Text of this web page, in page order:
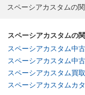
スペーシアカスタムの
スペーシアカスタムの
スペーシアカスタム中
スペーシアカスタム中
スペーシアカスタム買
スペーシアカスタムカ